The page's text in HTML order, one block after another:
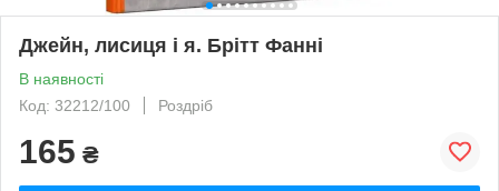
Джейн, лисиця і я. Брітт Фанні
В наявності
Код: 32212/100
Роздріб
165 ₴